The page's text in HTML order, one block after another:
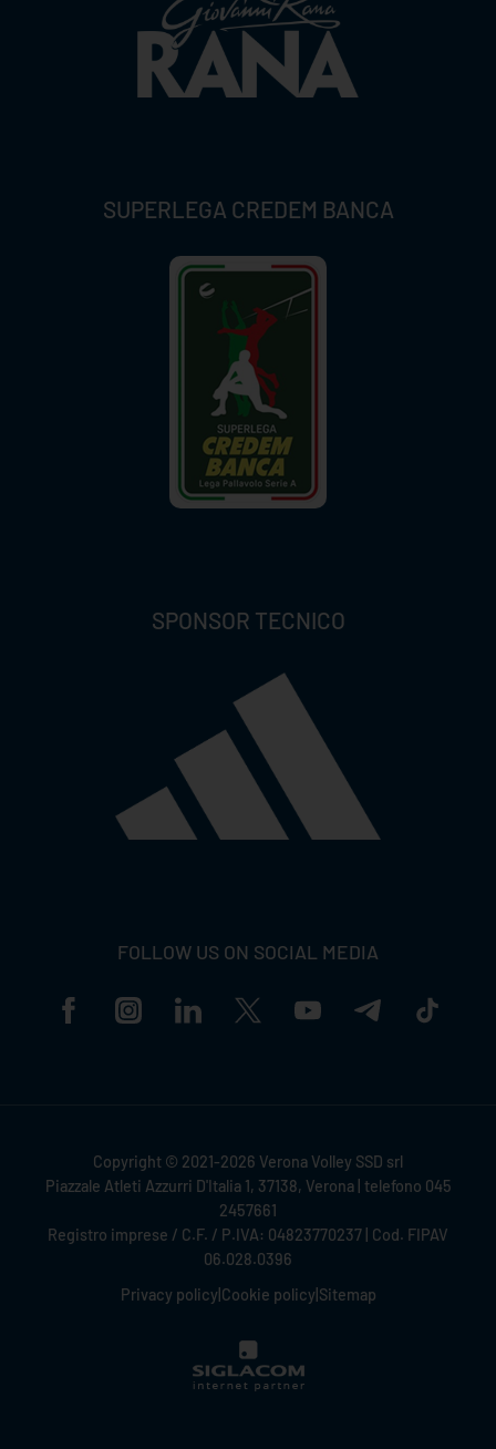
SUPERLEGA CREDEM BANCA
SPONSOR TECNICO
FOLLOW US ON SOCIAL MEDIA
Copyright © 2021-2026 Verona Volley SSD srl
Piazzale Atleti Azzurri D'Italia 1, 37138, Verona | telefono 045
2457661
Registro imprese / C.F. / P.IVA: 04823770237 | Cod. FIPAV
06.028.0396
Privacy policy Cookie policy Sitemap